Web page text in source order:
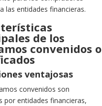
las entidades financieras.
de los
convenidos o
ventajosas
convenidos son
por entidades financieras,